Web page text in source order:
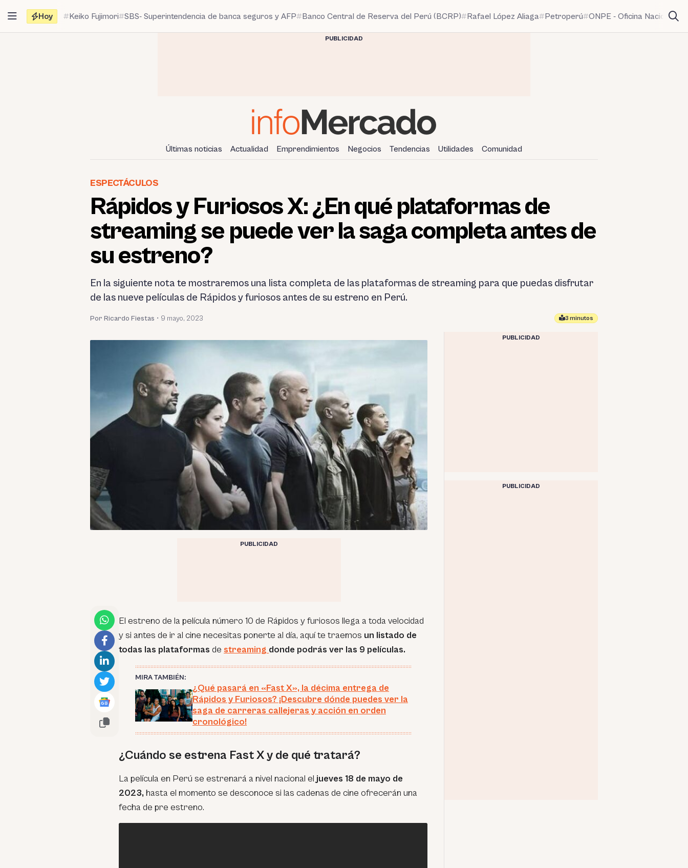
contenido
Hoy Keiko Fujimori SBS- Superintendencia de banca seguros y AFP Banco Central de Reserva del Perú (BCRP) Rafael López Aliaga Petroperú ONPE - Oficina Nacional
PUBLICIDAD
Últimas noticias Actualidad Emprendimientos Negocios Tendencias Utilidades Comunidad
ESPECTÁCULOS
Rápidos y Furiosos X: ¿En qué plataformas de
streaming se puede ver la saga completa antes de
su estreno?
En la siguiente nota te mostraremos una lista completa de las plataformas de streaming para que puedas disfrutar
de las nueve películas de Rápidos y furiosos antes de su estreno en Perú.
Por Ricardo Fiestas • 9 mayo, 2023 3 minutos
PUBLICIDAD
El estreno de la película número 10 de Rápidos y furiosos llega a toda velocidad
y si antes de ir al cine necesitas ponerte al día, aquí te traemos un listado de
todas las plataformas de streaming donde podrás ver las 9 películas.
MIRA TAMBIÉN:
¿Qué pasará en «Fast X», la décima entrega de
Rápidos y Furiosos? ¡Descubre dónde puedes ver la
saga de carreras callejeras y acción en orden
cronológico!
¿Cuándo se estrena Fast X y de qué tratará?
La película en Perú se estrenará a nivel nacional el jueves 18 de mayo de
2023, hasta el momento se desconoce si las cadenas de cine ofrecerán una
fecha de pre estreno.
PUBLICIDAD
PUBLICIDAD